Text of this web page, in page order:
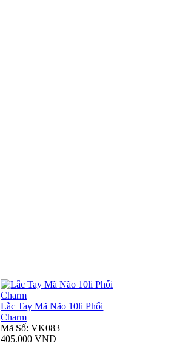
Lắc Tay Mã Não 10li Phối
Charm
Mã Số: VK083
405.000 VNĐ